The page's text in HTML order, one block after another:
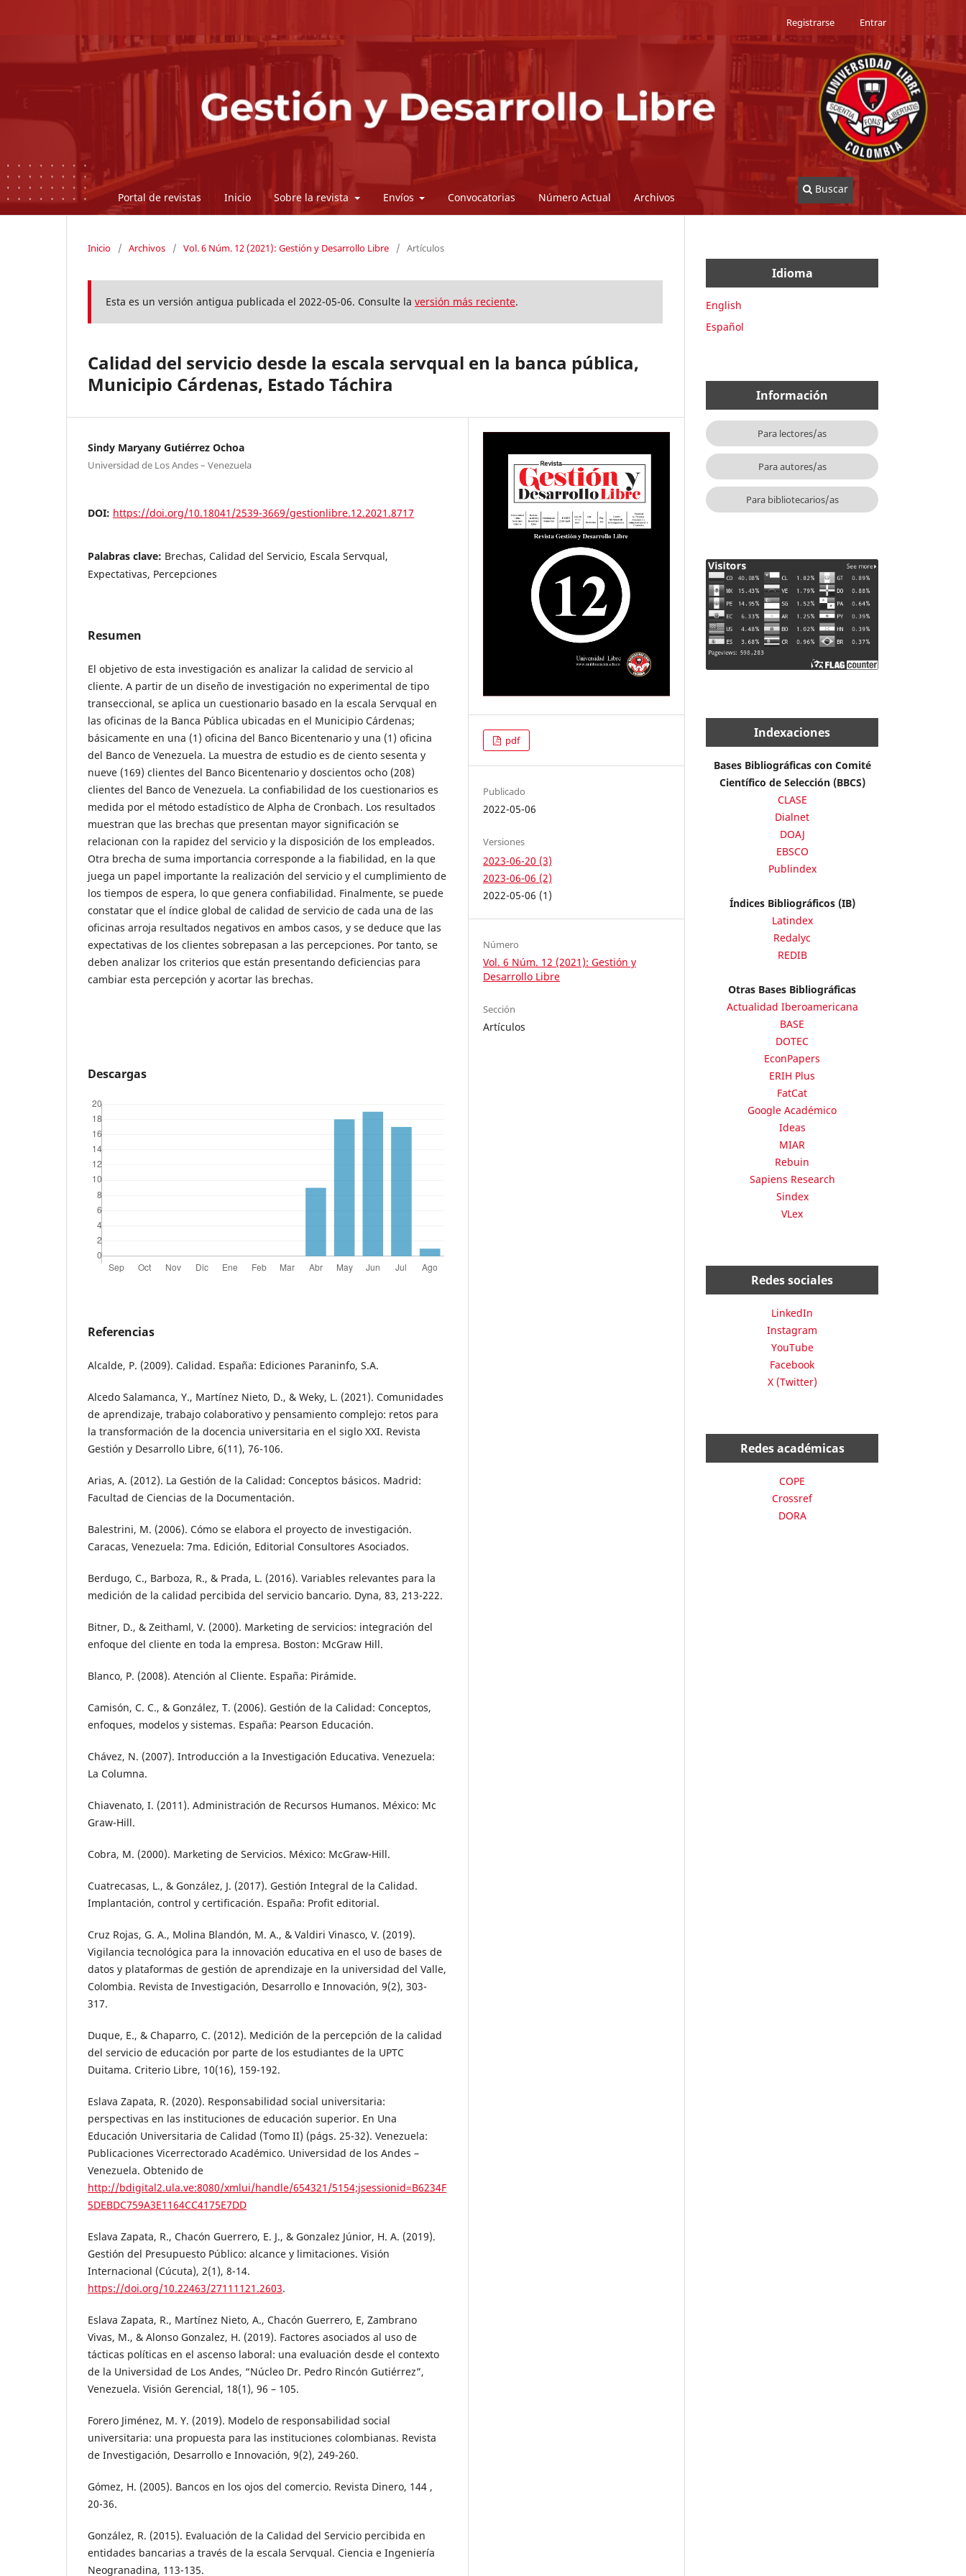
Portal de revistas Inicio Sobre la revista Envíos Convocatorias Número Actual Archivos
Buscar
Registrarse Entrar
Inicio / Archivos / Vol. 6 Núm. 12 (2021): Gestión y Desarrollo Libre / Artículos
Esta es un versión antigua publicada el 2022-05-06. Consulte la versión más reciente.
Calidad del servicio desde la escala servqual en la banca pública,
Municipio Cárdenas, Estado Táchira
Sindy Maryany Gutiérrez Ochoa
Universidad de Los Andes – Venezuela
DOI: https://doi.org/10.18041/2539-3669/gestionlibre.12.2021.8717
Palabras clave: Brechas, Calidad del Servicio, Escala Servqual,
Expectativas, Percepciones
Resumen
El objetivo de esta investigación es analizar la calidad de servicio al
cliente. A partir de un diseño de investigación no experimental de tipo
transeccional, se aplica un cuestionario basado en la escala Servqual en
las oficinas de la Banca Pública ubicadas en el Municipio Cárdenas;
básicamente en una (1) oficina del Banco Bicentenario y una (1) oficina
del Banco de Venezuela. La muestra de estudio es de ciento sesenta y
nueve (169) clientes del Banco Bicentenario y doscientos ocho (208)
clientes del Banco de Venezuela. La confiabilidad de los cuestionarios es
medida por el método estadístico de Alpha de Cronbach. Los resultados
muestran que las brechas que presentan mayor significación se
relacionan con la rapidez del servicio y la disposición de los empleados.
Otra brecha de suma importancia corresponde a la fiabilidad, en la que
juega un papel importante la realización del servicio y el cumplimiento de
los tiempos de espera, lo que genera confiabilidad. Finalmente, se puede
constatar que el índice global de calidad de servicio de cada una de las
oficinas arroja resultados negativos en ambos casos, y se deduce que las
expectativas de los clientes sobrepasan a las percepciones. Por tanto, se
deben analizar los criterios que están presentando deficiencias para
cambiar esta percepción y acortar las brechas.
Descargas
Referencias
Alcalde, P. (2009). Calidad. España: Ediciones Paraninfo, S.A.
Alcedo Salamanca, Y., Martínez Nieto, D., & Weky, L. (2021). Comunidades
de aprendizaje, trabajo colaborativo y pensamiento complejo: retos para
la transformación de la docencia universitaria en el siglo XXI. Revista
Gestión y Desarrollo Libre, 6(11), 76-106.
Arias, A. (2012). La Gestión de la Calidad: Conceptos básicos. Madrid:
Facultad de Ciencias de la Documentación.
Balestrini, M. (2006). Cómo se elabora el proyecto de investigación.
Caracas, Venezuela: 7ma. Edición, Editorial Consultores Asociados.
Berdugo, C., Barboza, R., & Prada, L. (2016). Variables relevantes para la
medición de la calidad percibida del servicio bancario. Dyna, 83, 213-222.
Bitner, D., & Zeithaml, V. (2000). Marketing de servicios: integración del
enfoque del cliente en toda la empresa. Boston: McGraw Hill.
Blanco, P. (2008). Atención al Cliente. España: Pirámide.
Camisón, C. C., & González, T. (2006). Gestión de la Calidad: Conceptos,
enfoques, modelos y sistemas. España: Pearson Educación.
Chávez, N. (2007). Introducción a la Investigación Educativa. Venezuela:
La Columna.
Chiavenato, I. (2011). Administración de Recursos Humanos. México: Mc
Graw-Hill.
Cobra, M. (2000). Marketing de Servicios. México: McGraw-Hill.
Cuatrecasas, L., & González, J. (2017). Gestión Integral de la Calidad.
Implantación, control y certificación. España: Profit editorial.
Cruz Rojas, G. A., Molina Blandón, M. A., & Valdiri Vinasco, V. (2019).
Vigilancia tecnológica para la innovación educativa en el uso de bases de
datos y plataformas de gestión de aprendizaje en la universidad del Valle,
Colombia. Revista de Investigación, Desarrollo e Innovación, 9(2), 303-
317.
Duque, E., & Chaparro, C. (2012). Medición de la percepción de la calidad
del servicio de educación por parte de los estudiantes de la UPTC
Duitama. Criterio Libre, 10(16), 159-192.
Eslava Zapata, R. (2020). Responsabilidad social universitaria:
perspectivas en las instituciones de educación superior. En Una
Educación Universitaria de Calidad (Tomo II) (págs. 25-32). Venezuela:
Publicaciones Vicerrectorado Académico. Universidad de los Andes –
Venezuela. Obtenido de
http://bdigital2.ula.ve:8080/xmlui/handle/654321/5154;jsessionid=B6234F
5DEBDC759A3E1164CC4175E7DD
Eslava Zapata, R., Chacón Guerrero, E. J., & Gonzalez Júnior, H. A. (2019).
Gestión del Presupuesto Público: alcance y limitaciones. Visión
Internacional (Cúcuta), 2(1), 8-14.
https://doi.org/10.22463/27111121.2603.
Eslava Zapata, R., Martínez Nieto, A., Chacón Guerrero, E, Zambrano
Vivas, M., & Alonso Gonzalez, H. (2019). Factores asociados al uso de
tácticas políticas en el ascenso laboral: una evaluación desde el contexto
de la Universidad de Los Andes, “Núcleo Dr. Pedro Rincón Gutiérrez”,
Venezuela. Visión Gerencial, 18(1), 96 – 105.
Forero Jiménez, M. Y. (2019). Modelo de responsabilidad social
universitaria: una propuesta para las instituciones colombianas. Revista
de Investigación, Desarrollo e Innovación, 9(2), 249-260.
Gómez, H. (2005). Bancos en los ojos del comercio. Revista Dinero, 144 ,
20-36.
González, R. (2015). Evaluación de la Calidad del Servicio percibida en
entidades bancarias a través de la escala Servqual. Ciencia e Ingeniería
Neogranadina, 113-135.
pdf
Publicado
2022-05-06
Versiones
2023-06-20 (3)
2023-06-06 (2)
2022-05-06 (1)
Número
Vol. 6 Núm. 12 (2021): Gestión y
Desarrollo Libre
Sección
Artículos
Idioma
English
Español
Información
Para lectores/as
Para autores/as
Para bibliotecarios/as
Indexaciones
Bases Bibliográficas con Comité
Científico de Selección (BBCS)
CLASE
Dialnet
DOAJ
EBSCO
Publindex
Índices Bibliográficos (IB)
Latindex
Redalyc
REDIB
Otras Bases Bibliográficas
Actualidad Iberoamericana
BASE
DOTEC
EconPapers
ERIH Plus
FatCat
Google Académico
Ideas
MIAR
Rebuin
Sapiens Research
Sindex
VLex
Redes sociales
LinkedIn
Instagram
YouTube
Facebook
X (Twitter)
Redes académicas
COPE
Crossref
DORA